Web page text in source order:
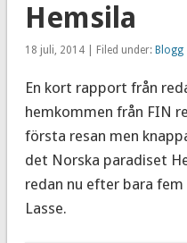
Hemsila
18 juli, 2014 | Filed under: Blogg
En kort rapport från
hemkommen från FIN
första resan men
det Norska paradiset
redan nu efter bara
Lasse.